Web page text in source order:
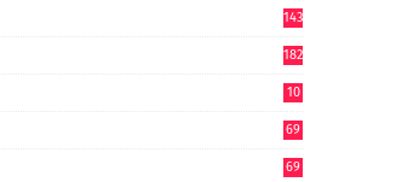
143
182
10
69
69